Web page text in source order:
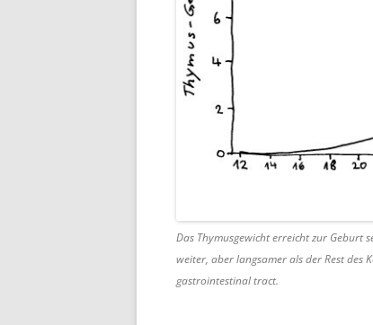
Das Thymusgewicht erreicht zur Geburt
weiter, aber langsamer als der Rest des
gastrointestinal tract.